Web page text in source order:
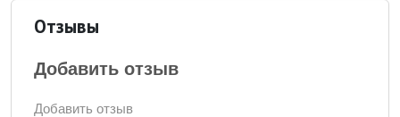
Отзывы
Добавить отзыв
Добавить отзыв